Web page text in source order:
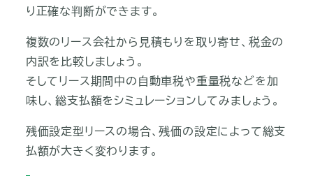
り正確な判断ができます。
複数のリース会社から見積もりを取り寄せ、税金の
内訳を比較しましょう。
そしてリース期間中の自動車税や重量税などを加
味し、総支払額をシミュレーションしてみましょう。
残価設定型リースの場合、残価の設定によって総支
払額が大きく変わります。